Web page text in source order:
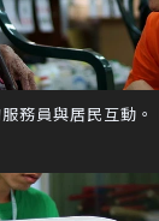
務員與居民互動